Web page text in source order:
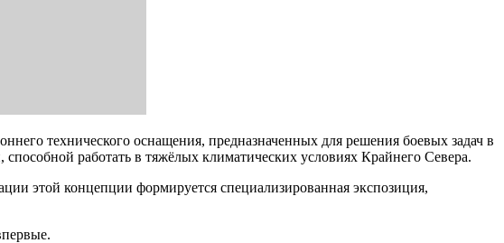
технического оснащения, предназначенных для решения боевых задач в
работать в тяжёлых климатических условиях Крайнего Севера.
этой концепции формируется специализированная экспозиция,